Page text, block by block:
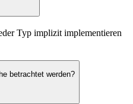
Typ implizit implementieren
betrachtet werden?